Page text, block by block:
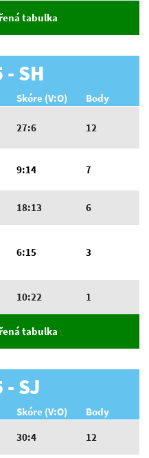
tabulka
SH
Skóre (V:O) Body
27:6 12
9:14 7
18:13 6
6:15 3
10:22 1
tabulka
SJ
Skóre (V:O)
Body
30:4 12